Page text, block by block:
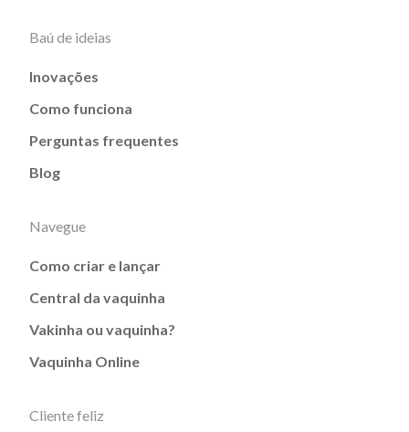
Baú de ideias
Inovações
Como funciona
Perguntas frequentes
Blog
Navegue
Como criar e lançar
Central da vaquinha
Vakinha ou vaquinha?
Vaquinha Online
Cliente feliz